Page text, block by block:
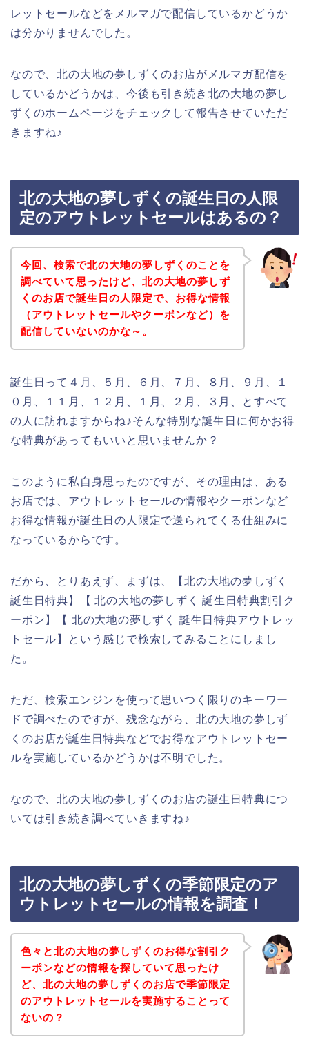
レットセールなどをメルマガで配信しているかどうか
は分かりませんでした。
なので、北の大地の夢しずくのお店がメルマガ配信を
しているかどうかは、今後も引き続き北の大地の夢し
ずくのホームページをチェックして報告させていただ
きますね♪
北の大地の夢しずくの誕生日の人限
定のアウトレットセールはあるの？
今回、検索で北の大地の夢しずくのことを
調べていて思ったけど、北の大地の夢しず
くのお店で誕生日の人限定で、お得な情報
（アウトレットセールやクーポンなど）を
配信していないのかな～。
誕生日って４月、５月、６月、７月、８月、９月、１
０月、１１月、１２月、１月、２月、３月、とすべて
の人に訪れますからね♪そんな特別な誕生日に何かお得
な特典があってもいいと思いませんか？
このように私自身思ったのですが、その理由は、ある
お店では、アウトレットセールの情報やクーポンなど
お得な情報が誕生日の人限定で送られてくる仕組みに
なっているからです。
だから、とりあえず、まずは、【北の大地の夢しずく
誕生日特典】【 北の大地の夢しずく 誕生日特典割引ク
ーポン】【 北の大地の夢しずく 誕生日特典アウトレッ
トセール】という感じで検索してみることにしまし
た。
ただ、検索エンジンを使って思いつく限りのキーワー
ドで調べたのですが、残念ながら、北の大地の夢しず
くのお店が誕生日特典などでお得なアウトレットセー
ルを実施しているかどうかは不明でした。
なので、北の大地の夢しずくのお店の誕生日特典につ
いては引き続き調べていきますね♪
北の大地の夢しずくの季節限定のア
ウトレットセールの情報を調査！
色々と北の大地の夢しずくのお得な割引ク
ーポンなどの情報を探していて思ったけ
ど、北の大地の夢しずくのお店で季節限定
のアウトレットセールを実施することって
ないの？